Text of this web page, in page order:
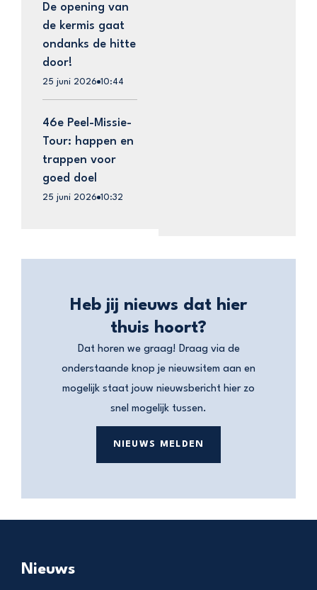
De opening van
de kermis gaat
ondanks de hitte
door!
25 juni 2026 10:44
46e Peel-Missie-
Tour: happen en
trappen voor
goed doel
25 juni 2026 10:32
Heb jij nieuws dat hier
thuis hoort?
Dat horen we graag! Draag via de
onderstaande knop je nieuwsitem aan en
mogelijk staat jouw nieuwsbericht hier zo
snel mogelijk tussen.
NIEUWS MELDEN
Nieuws